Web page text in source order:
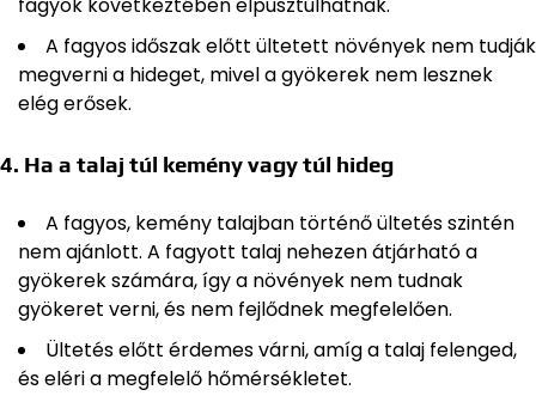
fagyok következtében elpusztulhatnak.
A fagyos időszak előtt ültetett növények nem tudják
megverni a hideget, mivel a gyökerek nem lesznek
elég erősek.
4. Ha a talaj túl kemény vagy túl hideg
A fagyos, kemény talajban történő ültetés szintén
nem ajánlott. A fagyott talaj nehezen átjárható a
gyökerek számára, így a növények nem tudnak
gyökeret verni, és nem fejlődnek megfelelően.
Ültetés előtt érdemes várni, amíg a talaj felenged,
és eléri a megfelelő hőmérsékletet.